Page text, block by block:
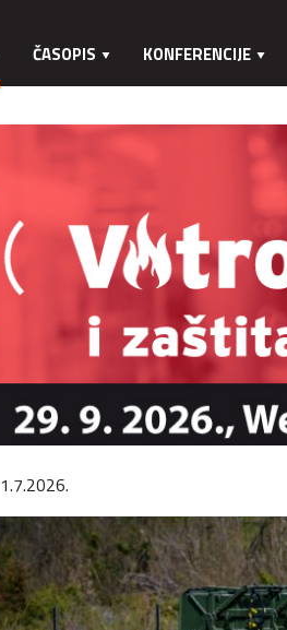
ČASOPIS KONFERENCIJE
1.7.2026.